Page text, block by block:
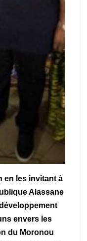
en les invitant à
Alassane
envers les
du Moronou